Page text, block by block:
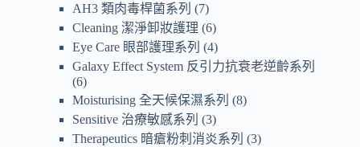
AH3 類肉毒桿菌系列
7
Cleaning 潔淨卸妝護理 6
Eye Care 眼部護理系列
4
Galaxy Effect System 反引力抗衰老逆齡系列
6
Moisturising 全天候保濕系列
8
Sensitive 治療敏感系列
3
Therapeutics 暗瘡粉刺消炎系列
3